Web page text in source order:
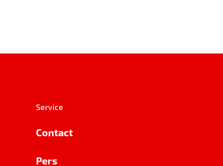
Service
Contact
Pers